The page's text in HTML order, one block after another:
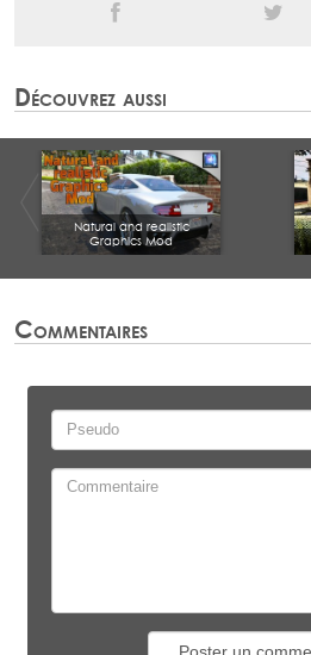
Découvrez aussi
Natural and realistic
Graphics Mod
Commentaires